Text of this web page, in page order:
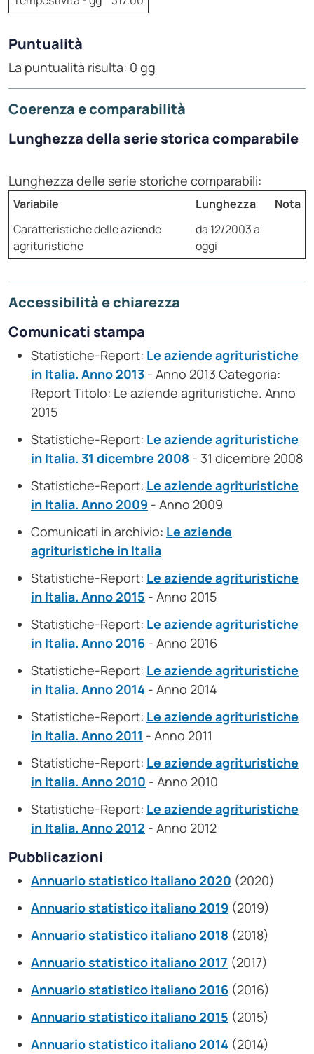
Puntualità
La puntualità risulta: 0 gg
Coerenza e comparabilità
Lunghezza della serie storica comparabile
Lunghezza delle serie storiche comparabili:
Variabile Lunghezza
Nota
Caratteristiche delle aziende
agrituristiche
da 12/2003 a
oggi
Accessibilità e chiarezza
Comunicati stampa
Statistiche-Report: Le aziende agrituristiche
in Italia. Anno 2013 - Anno 2013 Categoria:
Report Titolo: Le aziende agrituristiche. Anno
2015
Statistiche-Report: Le aziende agrituristiche
in Italia. 31 dicembre 2008 - 31 dicembre 2008
Statistiche-Report: Le aziende agrituristiche
in Italia. Anno 2009 - Anno 2009
Comunicati in archivio: Le aziende
agrituristiche in Italia
Statistiche-Report: Le aziende agrituristiche
in Italia. Anno 2015 - Anno 2015
Statistiche-Report: Le aziende agrituristiche
in Italia. Anno 2016 - Anno 2016
Statistiche-Report: Le aziende agrituristiche
in Italia. Anno 2014 - Anno 2014
Statistiche-Report: Le aziende agrituristiche
in Italia. Anno 2011 - Anno 2011
Statistiche-Report: Le aziende agrituristiche
in Italia. Anno 2010 - Anno 2010
Statistiche-Report: Le aziende agrituristiche
in Italia. Anno 2012 - Anno 2012
Pubblicazioni
Annuario statistico italiano 2020 (2020)
Annuario statistico italiano 2019 (2019)
Annuario statistico italiano 2018 (2018)
Annuario statistico italiano 2017 (2017)
Annuario statistico italiano 2016 (2016)
Annuario statistico italiano 2015 (2015)
Annuario statistico italiano 2014 (2014)